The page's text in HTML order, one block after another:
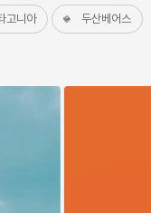
고니아 두산베어스